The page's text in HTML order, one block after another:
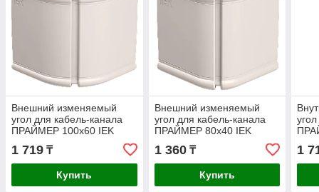
Внешний изменяемый
угол для кабель-канала
ПРАЙМЕР 100х60 IEK
1 719 ₸
Купить
Внешний изменяемый
угол для кабель-канала
ПРАЙМЕР 80х40 IEK
1 360₸
Купить
1